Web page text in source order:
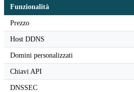
Funzionalità
Prezzo
Host DDNS
Domini personalizzati
Chiavi API
DNSSEC